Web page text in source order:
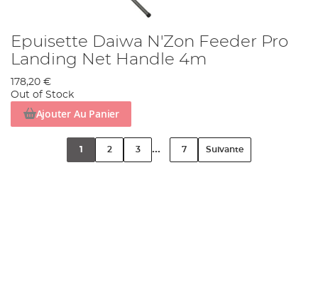
Epuisette Daiwa N'Zon Feeder Pro
Landing Net Handle 4m
178,20 €
Out of Stock
Ajouter Au Panier
1 2 3 ... 7 Suivante